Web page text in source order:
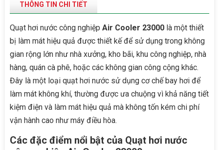
THÔNG TIN CHI TIẾT
Quạt hơi nước công nghiệp Air Cooler 23000 là một thiết
bị làm mát hiệu quả được thiết kế để sử dụng trong không
gian rộng lớn như nhà xưởng, kho bãi, khu công nghiệp, nhà
hàng, quán cà phê, hoặc các không gian công cộng khác.
Đây là một loại quạt hơi nước sử dụng cơ chế bay hơi để
làm mát không khí, thường được ưa chuộng vì khả năng tiết
kiệm điện và làm mát hiệu quả mà không tốn kém chi phí
vận hành cao như máy điều hòa.
Các đặc điểm nổi bật của Quạt hơi nước